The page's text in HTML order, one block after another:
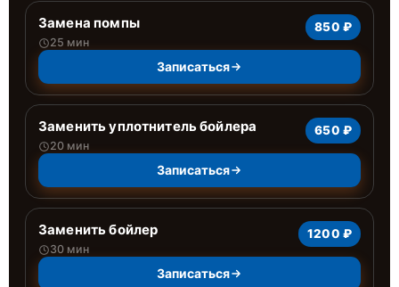
Замена помпы
25 мин
850 ₽
Записаться
Заменить уплотнитель бойлера
20 мин
650 ₽
Записаться
Заменить бойлер
30 мин
1200 ₽
Записаться